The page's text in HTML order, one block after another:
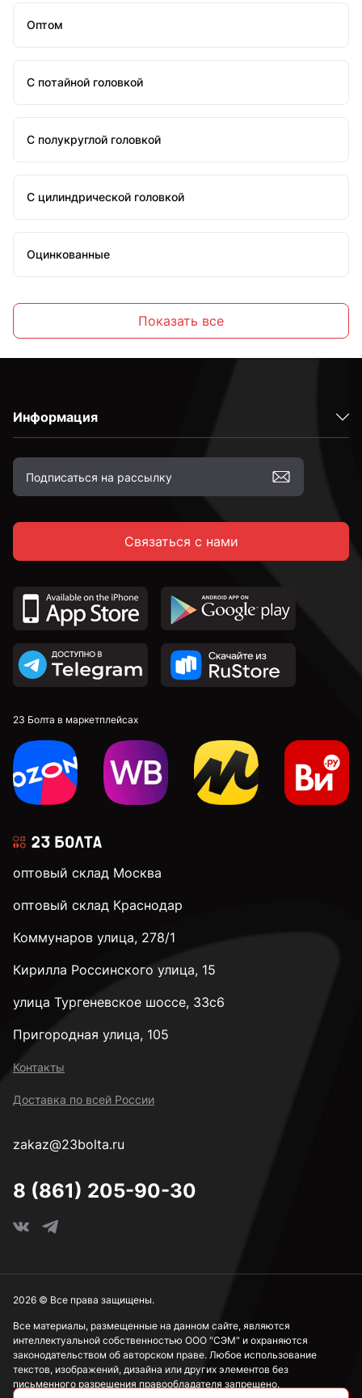
Оптом
С потайной головкой
С полукруглой головкой
С цилиндрической головкой
Оцинкованные
Высокопрочные
С полной резьбой
С неполной резьбой
DIN 912 с внутренним шестигранником и
цилиндрической головкой
DIN 7991 c потайной головкой и внутренним
шестигранником
DIN 913 установочные с внутренним шестигранником
к.п. 4,8
к.п. 10,9
к.п. 12,9
М3
М5
Показать все
Информация
Связаться с нами
23 Болта в маркетплейсах
оптовый склад Москва
оптовый склад Краснодар
Коммунаров улица, 278/1
Кирилла Россинского улица, 15
улица Тургеневское шоссе, 33с6
Пригородная улица, 105
Контакты
Доставка по всей России
zakaz@23bolta.ru
8 (861) 205-90-30
Все материалы, размещенные на данном сайте, являются
интеллектуальной собственностью ООО "СЭМ" и охраняются
законодательством об авторском праве. Любое использование
текстов, изображений, дизайна или других элементов без
письменного разрешения правообладателя запрещено.
2026 © Все права защищены.